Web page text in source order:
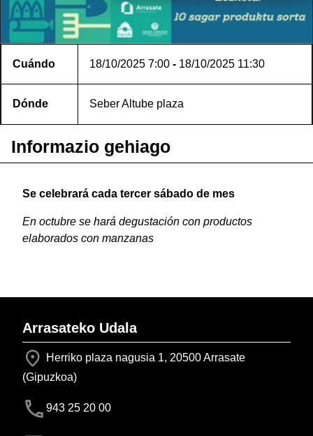
Cuándo 18/10/2025 7:00 - 18/10/2025 11:30
Dónde Seber Altube plaza
Informazio gehiago
Se celebrará cada tercer sábado de mes
En octubre se hará degustación con productos
elaborados con manzanas
Arrasateko Udala
Herriko plaza nagusia 1, 20500 Arrasate
(Gipuzkoa)
943 25 20 00